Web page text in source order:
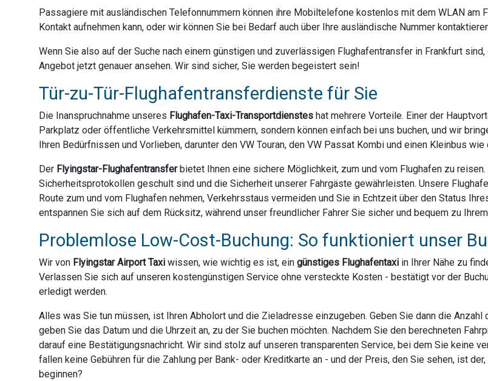
Passagiere mit ausländischen Telefonnummern können ihre Mobiltelefone kostenlos mit dem WLAN am
Kontakt aufnehmen kann, oder wir können Sie bei Bedarf auch über Ihre ausländische Nummer
Wenn Sie also auf der Suche nach einem günstigen und zuverlässigen Flughafentransfer in Frankfurt
Angebot jetzt genauer ansehen. Wir sind sicher, Sie werden begeistert sein!
Tür-zu-Tür-Flughafentransferdienste für Sie
Die Inanspruchnahme unseres Flughafen-Taxi-Transportdienstes hat mehrere Vorteile. Einer der
Parkplatz oder öffentliche Verkehrsmittel kümmern, sondern können einfach bei uns buchen, und wir
Ihren Bedürfnissen und Vorlieben, darunter den VW Touran, den VW Passat Kombi und einen Kleinbus
Der Flyingstar-Flughafentransferbietet Ihnen eine sichere Möglichkeit, zum und vom Flughafen zu
Sicherheitsprotokollen geschult sind und die Sicherheit unserer Fahrgäste gewährleisten. Unsere
Route zum und vom Flughafen nehmen, Verkehrsstaus vermeiden und Sie in Echtzeit über den Status
entspannen Sie sich auf dem Rücksitz, während unser freundlicher Fahrer Sie sicher und bequem zu
Problemlose Low-Cost-Buchung: So funktioniert unser
Wir von Flyingstar Airport Taxi wissen, wie wichtig es ist, ein günstiges Flughafentaxi in Ihrer Nähe zu
Verlassen Sie sich auf unseren kostengünstigen Service ohne versteckte Kosten - bestätigt vor der
erledigt werden.
Alles was Sie tun müssen, ist Ihren Abholort und die Zieladresse einzugeben. Geben Sie dann die Anzahl
geben Sie das Datum und die Uhrzeit an, zu der Sie buchen möchten. Nachdem Sie den berechneten
darauf eine Bestätigungsnachricht. Wir sind stolz auf unseren transparenten Service, bei dem Sie keine
fallen keine Gebühren für die Zahlung per Bank- oder Kreditkarte an - und der Preis, den Sie sehen, ist
beginnen?